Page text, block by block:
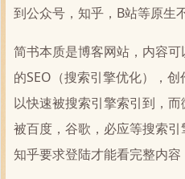
到公众号，知乎，B站等原生
简书本质是博客网站，内容
的SEO（搜索引擎优化），
以快速被搜索引擎索引到，
被百度，谷歌，必应等搜索
知乎要求登陆才能看完整内容